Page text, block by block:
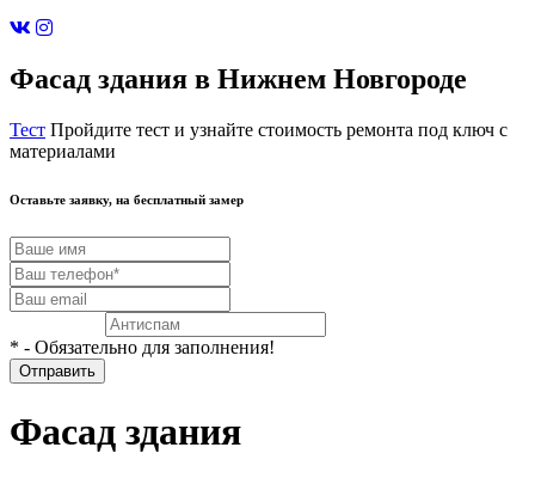
Фасад здания в Нижнем Новгороде
Тест Пройдите тест и узнайте стоимость ремонта под ключ с
материалами
Оставьте заявку, на бесплатный замер
* - Обязательно для заполнения!
Фасад здания